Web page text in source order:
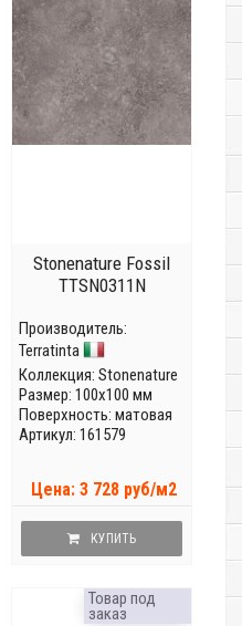
Stonenature Fossil
TTSN0311N
Производитель:
Terratinta
Коллекция: Stonenature
Размер: 100x100 мм
Поверхность: матовая
Артикул: 161579
Цена: 3 728 руб/м2
КУПИТЬ
Товар под
заказ